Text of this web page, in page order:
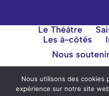
Le Théâtre
Les à-côtés
Nous
Nous utilisons des cookies
expérience sur notre site